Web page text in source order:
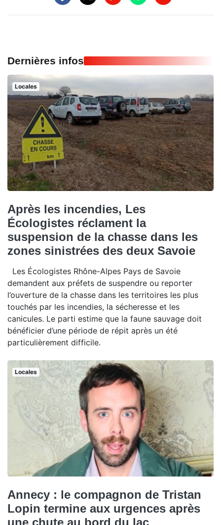
Dernières infos
Locales
Après les incendies, Les
Écologistes réclament la
suspension de la chasse dans les
zones sinistrées des deux Savoie
Les Écologistes Rhône-Alpes Pays de Savoie
demandent aux préfets de suspendre ou reporter
l’ouverture de la chasse dans les territoires les plus
touchés par les incendies, la sécheresse et les
canicules. Le parti estime que la faune sauvage doit
bénéficier d’une période de répit après un été
particulièrement difficile.
Locales
Annecy : le compagnon de Tristan
Lopin termine aux urgences après
une chute au bord du lac